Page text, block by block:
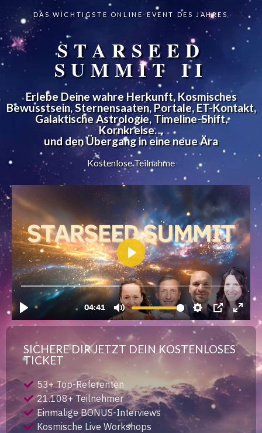
DAS WICHTIGSTE ONLINE-EVENT DES JAHRES
STARSEED
SUMMIT II
Erlebe Deine wahre Herkunft, Kosmisches
Bewusstsein, Sternensaaten, Portale, ET-Kontakt,
Galaktische Astrologie, Timeline-Shift,
Kornkreise…
und den Übergang in eine neue Ära
Kostenlose Teilnahme
SICHERE DIR JETZT DEIN KOSTENLOSES
TICKET
53+ Top-Referenten
21.108+ Teilnehmer
Einmalige BONUS-Interviews
Kosmische Live Workshops